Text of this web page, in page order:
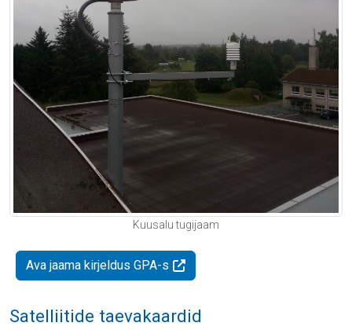
Kuusalu tugijaam
Ava jaama kirjeldus GPA-s
Satelliitide taevakaardid